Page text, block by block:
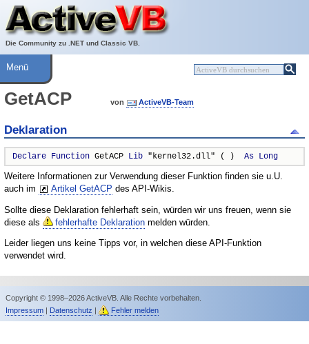
Die Community zu .NET und Classic VB.
Über ActiveVB
Hilfe
Menü
GetACP von ActiveVB-Team
Deklaration
Declare Function GetACP Lib "kernel32.dll" ( ) As Long
Weitere Informationen zur Verwendung dieser Funktion finden sie u.U.
auch im
Artikel GetACP des API-Wikis.
Sollte diese Deklaration fehlerhaft sein, würden wir uns freuen, wenn sie
diese als
fehlerhafte Deklaration melden würden.
Leider liegen uns keine Tipps vor, in welchen diese API-Funktion
verwendet wird.
Copyright © 1998–2026 ActiveVB. Alle Rechte vorbehalten.
Impressum| Datenschutz | Fehler melden